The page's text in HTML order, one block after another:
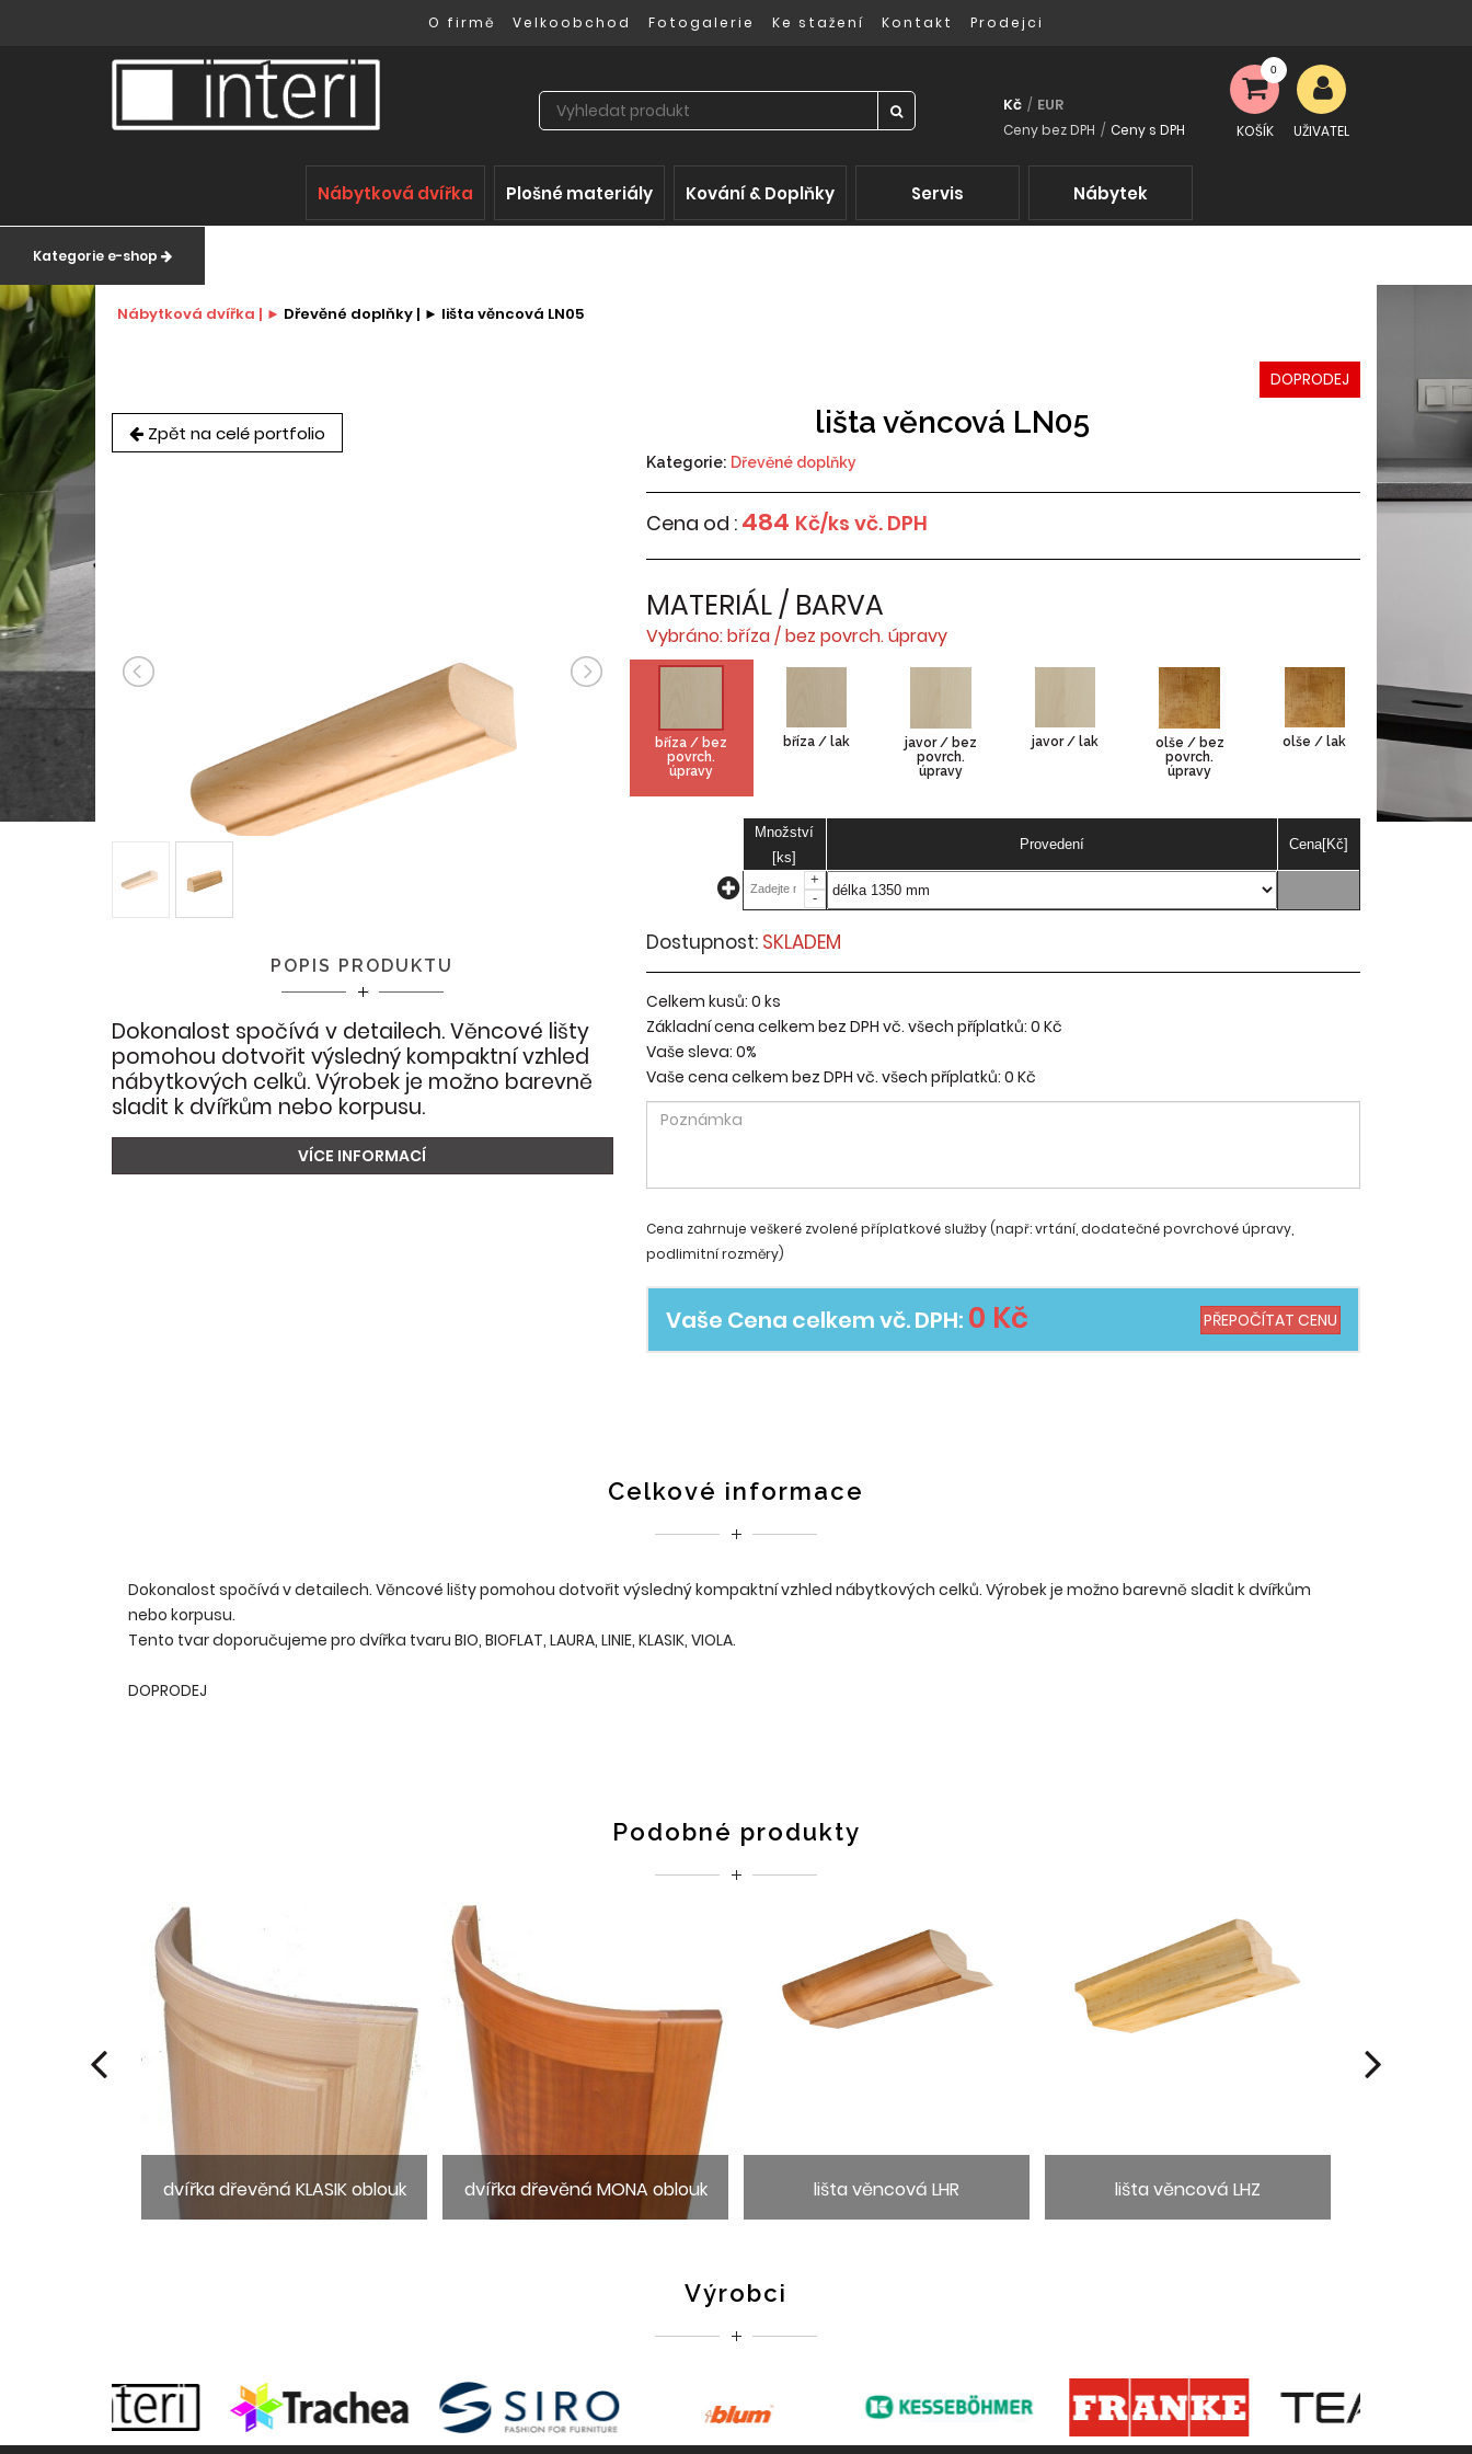
O firmě Velkoobchod Fotogalerie Ke stažení Kontakt Prodejci
0
KOŠÍK UŽIVATEL
Kč / EUR
Ceny bez DPH / Ceny s DPH
Nábytková dvířka Plošné materiály Kování & Doplňky Servis Nábytek
Kategorie e-shop
Nábytková dvířka | Dřevěné doplňky | lišta věncová LN05
Zpět na celé portfolio
POPIS PRODUKTU
Dokonalost spočívá v detailech. Věncové lišty
pomohou dotvořit výsledný kompaktní vzhled
nábytkových celků. Výrobek je možno barevně
sladit k dvířkům nebo korpusu.
VÍCE INFORMACÍ
DOPRODEJ
lišta věncová LN05
Kategorie: Dřevěné doplňky
Cena od : 484 Kč/ks vč. DPH
MATERIÁL / BARVA
Vybráno: bříza / bez povrch. úpravy
bříza / bez
povrch.
úpravy
bříza / lak
javor / bez
povrch.
úpravy
javor / lak
olše / bez
povrch.
úpravy
olše / lak
Množství
[ks]
Provedení Cena[Kč]
+
-
Dostupnost: SKLADEM
Celkem kusů: 0 ks
Základní cena celkem bez DPH vč. všech příplatků: 0 Kč
Vaše sleva: 0%
Vaše cena celkem bez DPH vč. všech příplatků: 0 Kč
Cena zahrnuje veškeré zvolené příplatkové služby (např: vrtání, dodatečné povrchové úpravy,
podlimitní rozměry)
Vaše Cena celkem vč. DPH: 0 Kč PŘEPOČÍTAT CENU
Celkové informace
Dokonalost spočívá v detailech. Věncové lišty pomohou dotvořit výsledný kompaktní vzhled nábytkových celků. Výrobek je možno barevně sladit k dvířkům
nebo korpusu.
Tento tvar doporučujeme pro dvířka tvaru BIO, BIOFLAT, LAURA, LINIE, KLASIK, VIOLA.
DOPRODEJ
Podobné produkty
dvířka dřevěná KLASIK oblouk dvířka dřevěná MONA oblouk lišta věncová LHR lišta věncová LHZ
Výrobci